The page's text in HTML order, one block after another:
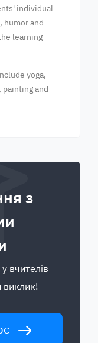
individual
humor and
learning
yoga,
and
з
вчителів
виклик!